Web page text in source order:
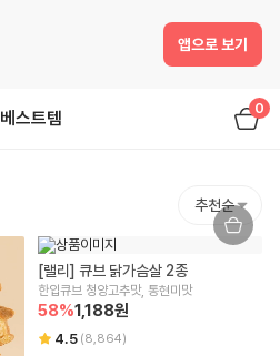
앱으로 보기
베스트템 0
추천순
[랠리] 큐브 닭가슴살 2종
한입큐브 청양고추맛, 통현미맛
58%1,188원
4.5 (8,864)